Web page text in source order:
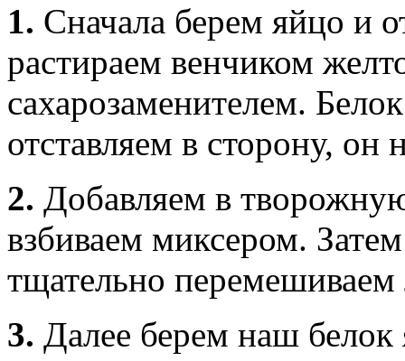
1. Сначала берем яйцо и
растираем венчиком
сахарозаменителем.
отставляем в сторону, он
2. Добавляем в
взбиваем миксером.
тщательно
3. Далее берем наш белок